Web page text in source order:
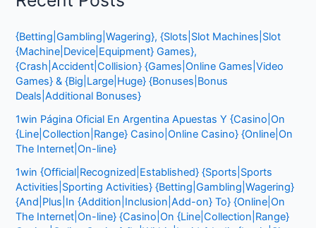
{Betting|Gambling|Wagering}, {Slots|Slot Machines|Slot
{Machine|Device|Equipment} Games},
{Crash|Accident|Collision} {Games|Online Games|Video
Games} & {Big|Large|Huge} {Bonuses|Bonus
Deals|Additional Bonuses}
1win Página Oficial En Argentina Apuestas Y {Casino|On
{Line|Collection|Range} Casino|Online Casino} {Online|On
The Internet|On-line}
1win {Official|Recognized|Established} {Sports|Sports
Activities|Sporting Activities} {Betting|Gambling|Wagering}
{And|Plus|In {Addition|Inclusion|Add-on} To} {Online|On
The Internet|On-line} {Casino|On {Line|Collection|Range}